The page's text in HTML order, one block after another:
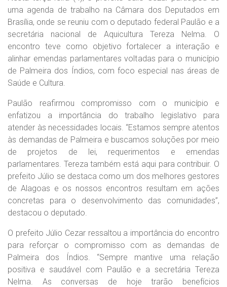
uma agenda de trabalho na Câmara dos Deputados em
Brasília, onde se reuniu com o deputado federal Paulão e a
secretária nacional de Aquicultura Tereza Nelma. O
encontro teve como objetivo fortalecer a interação e
alinhar emendas parlamentares voltadas para o município
de Palmeira dos Índios, com foco especial nas áreas de
Saúde e Cultura.
Paulão reafirmou compromisso com o município e
enfatizou a importância do trabalho legislativo para
atender às necessidades locais. “Estamos sempre atentos
às demandas de Palmeira e buscamos soluções por meio
de projetos de lei, requerimentos e emendas
parlamentares. Tereza também está aqui para contribuir. O
prefeito Júlio se destaca como um dos melhores gestores
de Alagoas e os nossos encontros resultam em ações
concretas para o desenvolvimento das comunidades”,
destacou o deputado.
O prefeito Júlio Cezar ressaltou a importância do encontro
para reforçar o compromisso com as demandas de
Palmeira dos Índios. “Sempre mantive uma relação
positiva e saudável com Paulão e a secretária Tereza
Nelma. As conversas de hoje trarão benefícios